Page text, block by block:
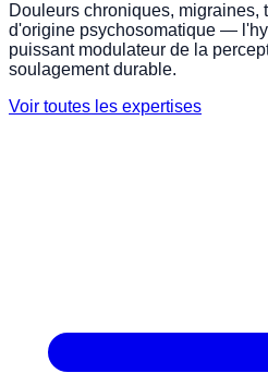
Douleurs chroniques, migraines,
d'origine psychosomatique —
puissant modulateur de la
soulagement durable.
Voir toutes les expertises